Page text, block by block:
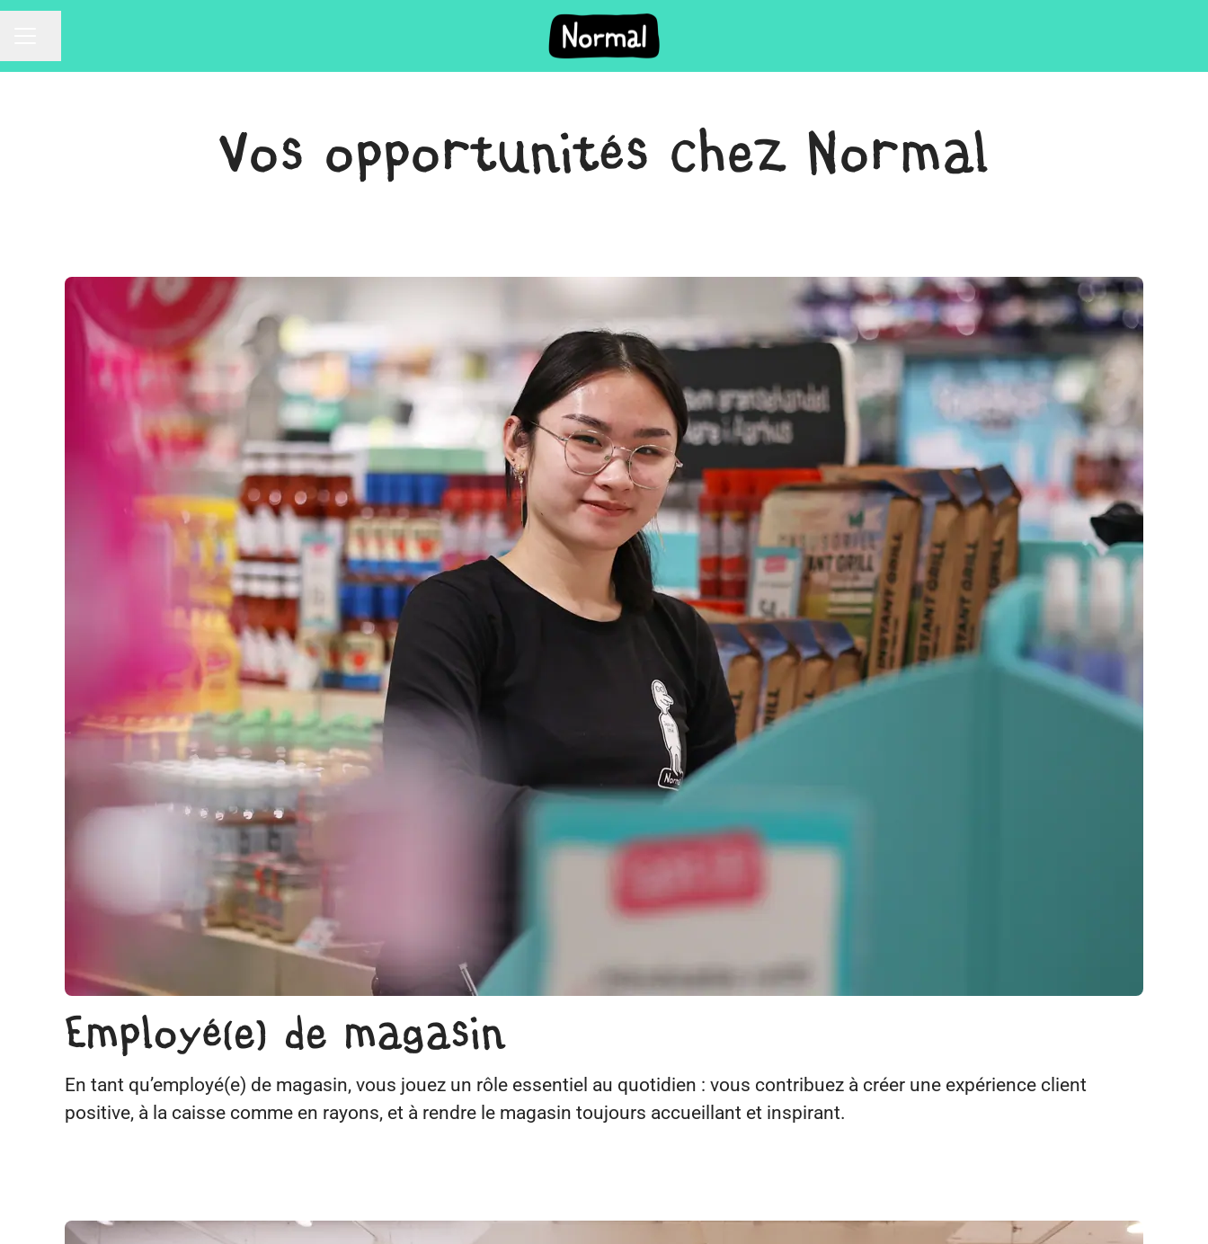
Vos opportunités chez Normal
Employé(e) de magasin
En tant qu’employé(e) de magasin, vous jouez un rôle essentiel au quotidien : vous contribuez à créer une expérience client
positive, à la caisse comme en rayons, et à rendre le magasin toujours accueillant et inspirant.